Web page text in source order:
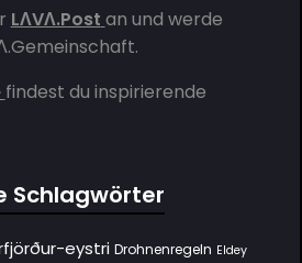
LΛVΛ.Post an und werde
.
findest du inspirierende
Schlagwörter
eystri Drohnenregeln Eldey